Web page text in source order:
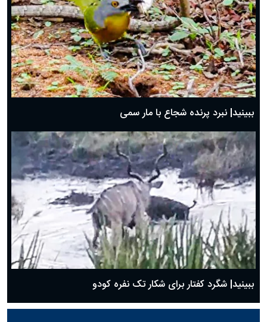
ببینید| نبرد پرنده شجاع با مار سمی
ببینید| شگرد کفتار برای شکار تک نفره کودو